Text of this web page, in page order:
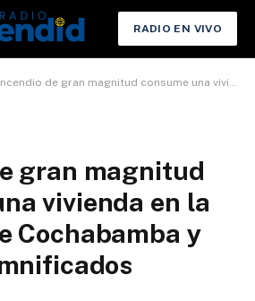
RADIO EN VIVO
de gran magnitud consume una vivienda en la zona sur de Cochabamba y deja 14 damnificados
gran magnitud
vivienda en la
Cochabamba y